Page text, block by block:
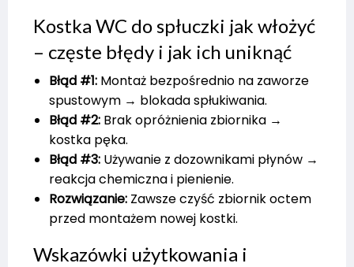
Kostka WC do spłuczki jak włożyć
– częste błędy i jak ich uniknąć
Błąd #1: Montaż bezpośrednio na zaworze
spustowym → blokada spłukiwania.
Błąd #2: Brak opróżnienia zbiornika →
kostka pęka.
Błąd #3: Używanie z dozownikami płynów →
reakcja chemiczna i pienienie.
Rozwiązanie: Zawsze czyść zbiornik octem
przed montażem nowej kostki.
Wskazówki użytkowania i